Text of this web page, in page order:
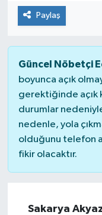
Paylaş
Güncel Nöbetçi
boyunca açık
gerektiğinde açık
durumlar
nedenle, yola
olduğunu telefon
fikir olacaktır.
Sakarya